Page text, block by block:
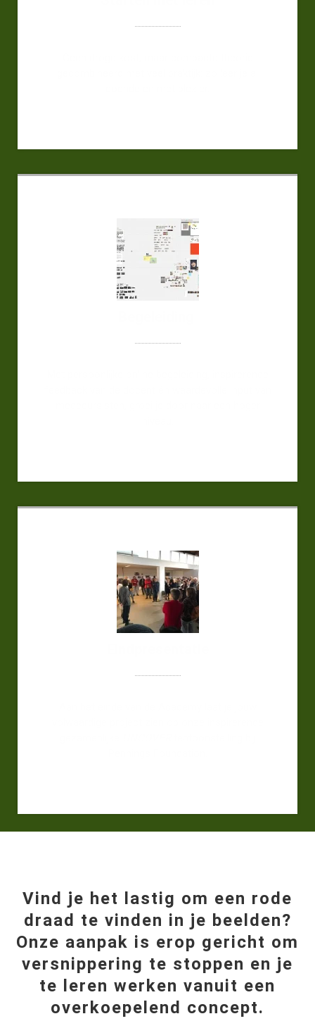
Vind je het lastig om een rode
draad te vinden in je beelden?
Onze aanpak is erop gericht om
versnippering te stoppen en je
te leren werken vanuit een
overkoepelend concept.